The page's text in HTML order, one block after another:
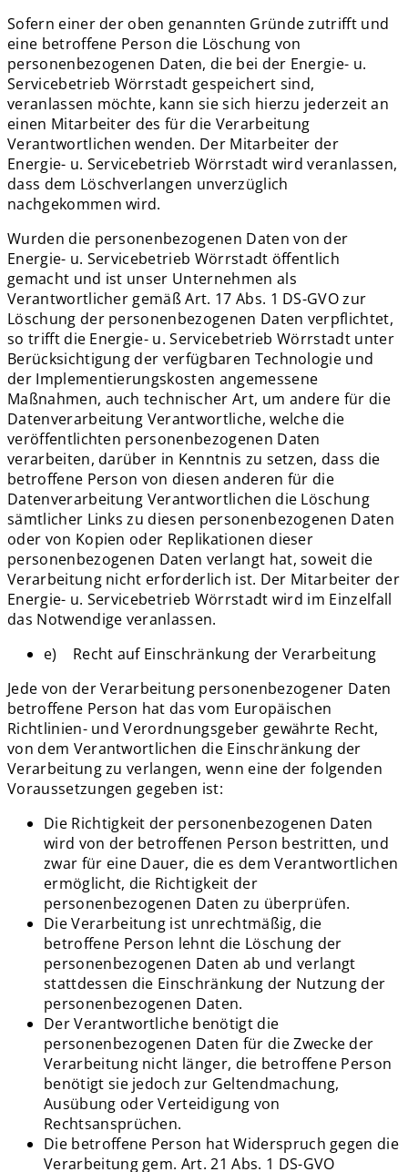
Sofern einer der oben genannten Gründe zutrifft und
eine betroffene Person die Löschung von
personenbezogenen Daten, die bei der Energie- u.
Servicebetrieb Wörrstadt gespeichert sind,
veranlassen möchte, kann sie sich hierzu jederzeit an
einen Mitarbeiter des für die Verarbeitung
Verantwortlichen wenden. Der Mitarbeiter der
Energie- u. Servicebetrieb Wörrstadt wird veranlassen,
dass dem Löschverlangen unverzüglich
nachgekommen wird.
Wurden die personenbezogenen Daten von der
Energie- u. Servicebetrieb Wörrstadt öffentlich
gemacht und ist unser Unternehmen als
Verantwortlicher gemäß Art. 17 Abs. 1 DS-GVO zur
Löschung der personenbezogenen Daten verpflichtet,
so trifft die Energie- u. Servicebetrieb Wörrstadt unter
Berücksichtigung der verfügbaren Technologie und
der Implementierungskosten angemessene
Maßnahmen, auch technischer Art, um andere für die
Datenverarbeitung Verantwortliche, welche die
veröffentlichten personenbezogenen Daten
verarbeiten, darüber in Kenntnis zu setzen, dass die
betroffene Person von diesen anderen für die
Datenverarbeitung Verantwortlichen die Löschung
sämtlicher Links zu diesen personenbezogenen Daten
oder von Kopien oder Replikationen dieser
personenbezogenen Daten verlangt hat, soweit die
Verarbeitung nicht erforderlich ist. Der Mitarbeiter der
Energie- u. Servicebetrieb Wörrstadt wird im Einzelfall
das Notwendige veranlassen.
e) Recht auf Einschränkung der Verarbeitung
Jede von der Verarbeitung personenbezogener Daten
betroffene Person hat das vom Europäischen
Richtlinien- und Verordnungsgeber gewährte Recht,
von dem Verantwortlichen die Einschränkung der
Verarbeitung zu verlangen, wenn eine der folgenden
Voraussetzungen gegeben ist:
Die Richtigkeit der personenbezogenen Daten
wird von der betroffenen Person bestritten, und
zwar für eine Dauer, die es dem Verantwortlichen
ermöglicht, die Richtigkeit der
personenbezogenen Daten zu überprüfen.
Die Verarbeitung ist unrechtmäßig, die
betroffene Person lehnt die Löschung der
personenbezogenen Daten ab und verlangt
stattdessen die Einschränkung der Nutzung der
personenbezogenen Daten.
Der Verantwortliche benötigt die
personenbezogenen Daten für die Zwecke der
Verarbeitung nicht länger, die betroffene Person
benötigt sie jedoch zur Geltendmachung,
Ausübung oder Verteidigung von
Rechtsansprüchen.
Die betroffene Person hat Widerspruch gegen die
Verarbeitung gem. Art. 21 Abs. 1 DS-GVO